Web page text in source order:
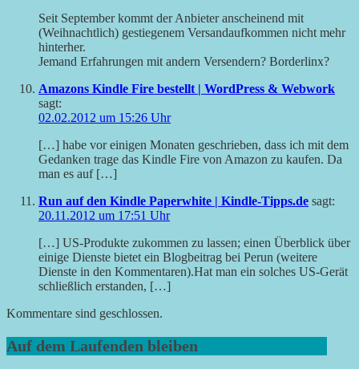
Seit September kommt der Anbieter anscheinend mit
(Weihnachtlich) gestiegenem Versandaufkommen nicht mehr
hinterher.
Jemand Erfahrungen mit andern Versendern? Borderlinx?
Amazons Kindle Fire bestellt | WordPress & Webwork
sagt:
02.02.2012 um 15:26 Uhr
[…] habe vor einigen Monaten geschrieben, dass ich mit dem
Gedanken trage das Kindle Fire von Amazon zu kaufen. Da
man es auf […]
Run auf den Kindle Paperwhite | Kindle-Tipps.de sagt:
20.11.2012 um 17:51 Uhr
[…] US-Produkte zukom­men zu las­sen; einen Über­blick über
einige Dienste bie­tet ein Blog­bei­trag bei Perun (wei­tere
Dienste in den Kommentaren).Hat man ein sol­ches US-Gerät
schließ­lich erstan­den, […]
Kommentare sind geschlossen.
Auf dem Laufenden bleiben